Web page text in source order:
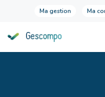
Ma gestion Ma